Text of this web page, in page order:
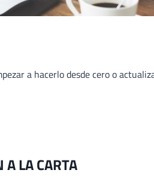
a hacerlo desde cero o
A LA CARTA